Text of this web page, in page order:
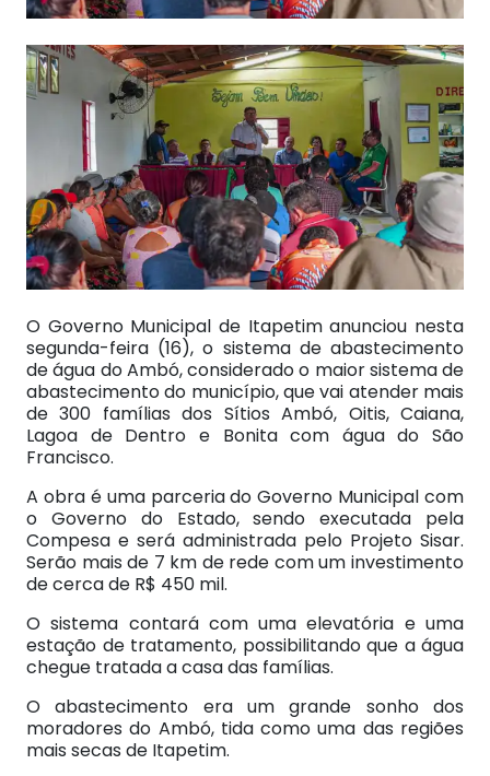
O Governo Municipal de Itapetim anunciou nesta
segunda-feira (16), o sistema de abastecimento
de água do Ambó, considerado o maior sistema de
abastecimento do município, que vai atender mais
de 300 famílias dos Sítios Ambó, Oitis, Caiana,
Lagoa de Dentro e Bonita com água do São
Francisco.
A obra é uma parceria do Governo Municipal com
o Governo do Estado, sendo executada pela
Compesa e será administrada pelo Projeto Sisar.
Serão mais de 7 km de rede com um investimento
de cerca de R$ 450 mil.
O sistema contará com uma elevatória e uma
estação de tratamento, possibilitando que a água
chegue tratada a casa das famílias.
O abastecimento era um grande sonho dos
moradores do Ambó, tida como uma das regiões
mais secas de Itapetim.